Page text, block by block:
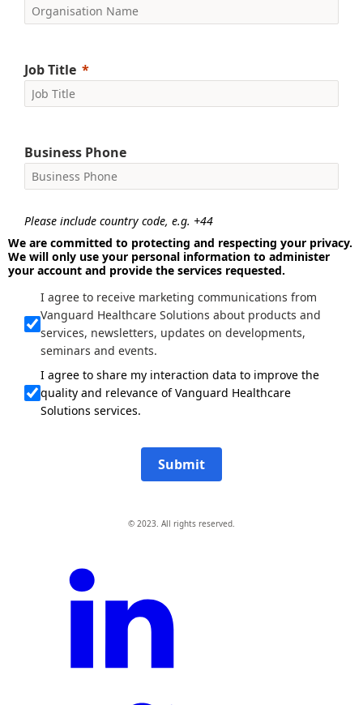
Job Title
Business Phone
Please include country code, e.g. +44
We are committed to protecting and respecting your privacy.
We will only use your personal information to administer
your account and provide the services requested.
I agree to receive marketing communications from
Vanguard Healthcare Solutions about products and
services, newsletters, updates on developments,
seminars and events.
I agree to share my interaction data to improve the
quality and relevance of Vanguard Healthcare
Solutions services.
Submit
© 2023. All rights reserved.